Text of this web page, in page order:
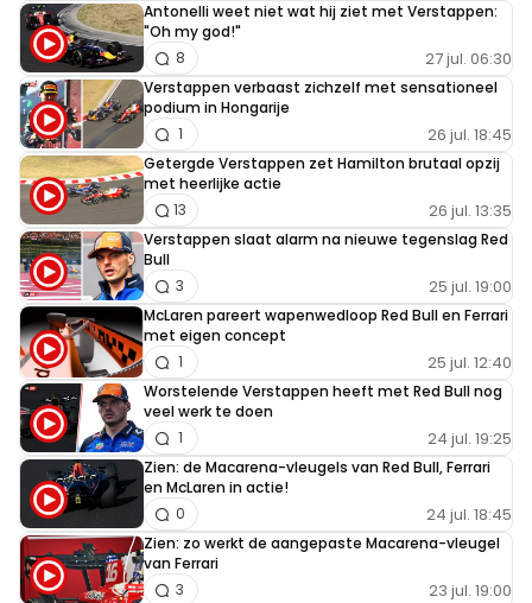
Antonelli weet niet wat hij ziet met Verstappen:
"Oh my god!"
27 jul. 06:30
8
Verstappen verbaast zichzelf met sensationeel
podium in Hongarije
26 jul. 18:45
1
Getergde Verstappen zet Hamilton brutaal opzij
met heerlijke actie
26 jul. 13:35
13
Verstappen slaat alarm na nieuwe tegenslag Red
Bull
25 jul. 19:00
3
McLaren pareert wapenwedloop Red Bull en Ferrari
met eigen concept
25 jul. 12:40
1
Worstelende Verstappen heeft met Red Bull nog
veel werk te doen
24 jul. 19:25
1
Zien: de Macarena-vleugels van Red Bull, Ferrari
en McLaren in actie!
24 jul. 18:45
0
Zien: zo werkt de aangepaste Macarena-vleugel
van Ferrari
23 jul. 19:00
3